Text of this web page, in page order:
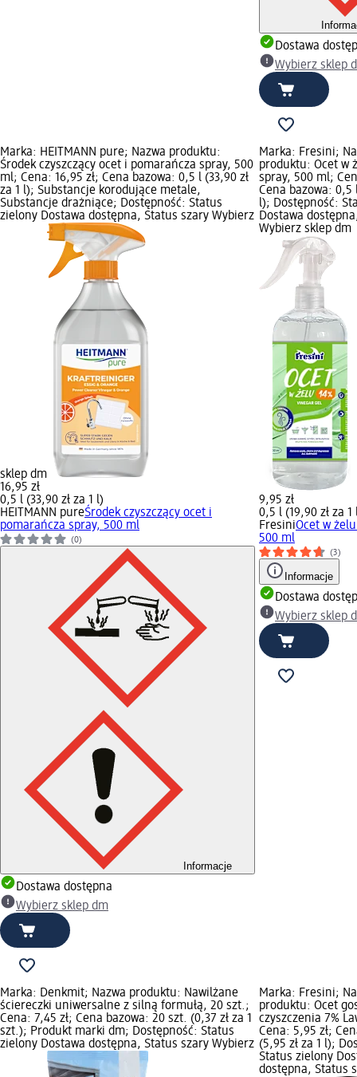
Dostawa
Wybierz sklep
Marka: HEITMANN pure; Nazwa produktu:
Środek czyszczący ocet i pomarańcza spray, 500
ml; Cena: 16,95 zł; Cena bazowa: 0,5 l (33,90 zł
za 1 l); Substancje korodujące metale,
Substancje drażniące; Dostępność: Status
zielony Dostawa dostępna, Status szary Wybierz
sklep dm
16,95 zł
0,5 l (33,90 zł za 1 l)
HEITMANN pureŚrodek czyszczący ocet i
pomarańcza spray, 500 ml
(0)
Informacje
Dostawa dostępna
Wybierz sklep dm
Marka: Fresini;
produktu: Ocet w
spray, 500 ml;
Cena bazowa: 0,5
l); Dostępność:
Dostawa
Wybierz sklep dm
9,95 zł
0,5 l (19,90 zł za 1
FresiniOcet w
500 ml
(3)
Informacje
Dostawa
Wybierz sklep
Marka: Denkmit; Nazwa produktu: Nawilżane
ściereczki uniwersalne z silną formułą, 20 szt.;
Cena: 7,45 zł; Cena bazowa: 20 szt. (0,37 zł za 1
szt.); Produkt marki dm; Dostępność: Status
zielony Dostawa dostępna, Status szary Wybierz
Marka: Fresini;
produktu: Ocet
czyszczenia 7%
Cena: 5,95 zł;
(5,95 zł za 1 l);
Status zielony
dostępna, Status